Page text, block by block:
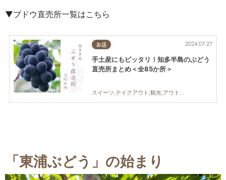
▼ブドウ直売所一覧はこちら
お店 2024.07.27
手土産にもピッタリ！知多半島のぶどう
直売所まとめ＜全85か所＞
「東浦ぶどう 」の始まり